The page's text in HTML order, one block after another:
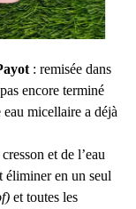
: remisée dans
encore terminé
micellaire a déjà
et de l’eau
éliminer en un seul
et toutes les